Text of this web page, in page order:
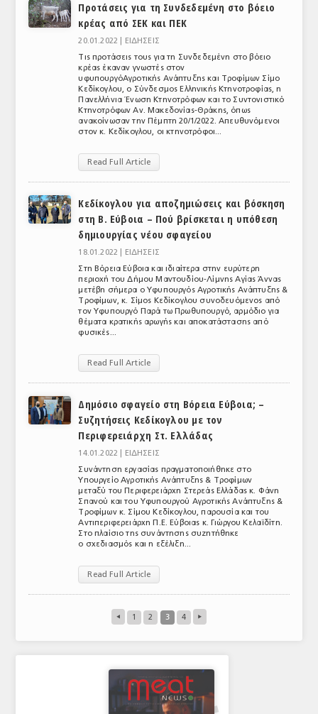
Προτάσεις για τη Συνδεδεμένη στο βόειο
κρέας από ΣΕΚ και ΠΕΚ
20.01.2022 |
ΕΙΔΗΣΕΙΣ
Τις προτάσεις τους για τη Συνδεδεμένη στο βόειο
κρέας έκαναν γνωστές στον
υφυπουργόΑγροτικής Ανάπτυξης και Τροφίμων Σίμο
Κεδίκογλου, ο Σύνδεσμος Ελληνικής Κτηνοτροφίας, η
Πανελλήνια Ένωση Κτηνοτρόφων και το Συντονιστικό
Κτηνοτρόφων Αν. Μακεδονίας-Θράκης, όπως
ανακοίνωσαν την Πέμπτη 20/1/2022. Απευθυνόμενοι
στον κ. Κεδίκογλου, οι κτηνοτρόφοι...
Read Full Article
Κεδίκογλου για αποζημιώσεις και βόσκηση
στη Β. Εύβοια – Πού βρίσκεται η υπόθεση
δημιουργίας νέου σφαγείου
18.01.2022 |
ΕΙΔΗΣΕΙΣ
Στη Βόρεια Εύβοια και ιδιαίτερα στην ευρύτερη
περιοχή του Δήμου Μαντουδίου-Λίμνης Αγίας Άννας
μετέβη σήμερα ο Υφυπουργός Αγροτικής Ανάπτυξης &
Τροφίμων, κ. Σίμος Κεδίκογλου συνοδευόμενος από
τον Υφυπουργό Παρά τω Πρωθυπουργό, αρμόδιο για
θέματα κρατικής αρωγής και αποκατάστασης από
φυσικές...
Read Full Article
Δημόσιο σφαγείο στη Βόρεια Εύβοια; –
Συζητήσεις Κεδίκογλου με τον
Περιφερειάρχη Στ. Ελλάδας
14.01.2022 |
ΕΙΔΗΣΕΙΣ
Συνάντηση εργασίας πραγματοποιήθηκε στο
Υπουργείο Αγροτικής Ανάπτυξης & Τροφίμων
μεταξύ του Περιφερειάρχη Στερεάς Ελλάδας κ. Φάνη
Σπανού και του Υφυπουργού Αγροτικής Ανάπτυξης &
Τροφίμων κ. Σίμου Κεδίκογλου, παρουσία και του
Αντιπεριφερειάρχη Π.Ε. Εύβοιας κ. Γιώργου Κελαϊδίτη.
Στο πλαίσιο της συνάντησης συζητήθηκε
ο σχεδιασμός και η εξέλιξη...
Read Full Article
◂ 1 2 3 4 ▸